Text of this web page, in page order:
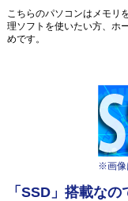
こちらのパソコンはメモリ
理ソフトを使いたい方、ホ
めです。
※画像
「SSD」搭載な